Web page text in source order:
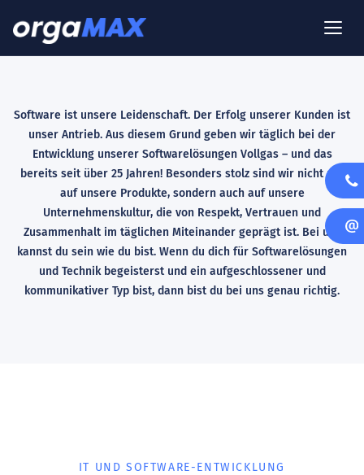
Software ist unsere Leidenschaft. Der Erfolg unserer Kunden ist
unser Antrieb. Aus diesem Grund geben wir täglich bei der
Entwicklung unserer Softwarelösungen Vollgas – und das
bereits seit über 25 Jahren! Besonders stolz sind wir nicht nur
auf unsere Produkte, sondern auch auf unsere
Unternehmenskultur, die von Respekt, Vertrauen und
Zusammenhalt im täglichen Miteinander geprägt ist. Bei uns
kannst du sein wie du bist. Wenn du dich für Softwarelösungen
und Technik begeisterst und ein aufgeschlossener und
kommunikativer Typ bist, dann bist du bei uns genau richtig.
IT UND SOFTWARE-ENTWICKLUNG